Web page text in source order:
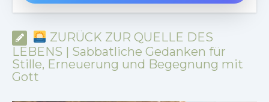
ZURÜCK ZUR QUELLE DES
LEBENS | Sabbatliche Gedanken für
Stille, Erneuerung und Begegnung mit
Gott